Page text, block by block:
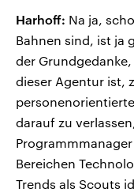
Harhoff: Na ja,
Bahnen sind, ist ja
der
dieser Agentur ist,
darauf zu
Bereichen
Trends als Scouts